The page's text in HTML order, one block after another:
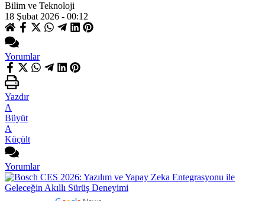
Bilim ve Teknoloji
18 Şubat 2026 - 00:12
Yorumlar
Yazdır
A
Büyüt
A
Küçült
Yorumlar